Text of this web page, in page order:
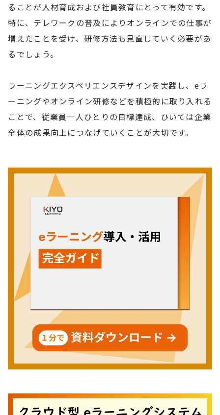
ることが人材育成および社員教育にとって有効です。
特に、テレワークの普及によりオンラインでの仕事が
増えたことを受け、研修方法も見直していく必要があ
るでしょう。
ラーニングエクスペリエンスデザインを実践し、eラ
ーニングやオンライン研修などを積極的に取り入れる
ことで、従業員一人ひとりの目標達成、ひいては企業
全体の成果向上につなげていくことが大切です。